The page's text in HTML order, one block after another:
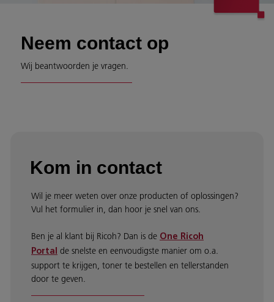
Neem contact op
Wij beantwoorden je vragen.
Kom in contact
Wil je meer weten over onze producten of oplossingen?
Vul het formulier in, dan hoor je snel van ons.
Ben je al klant bij Ricoh? Dan is de One Ricoh
Portal de snelste en eenvoudigste manier om o.a.
support te krijgen, toner te bestellen en tellerstanden
door te geven.